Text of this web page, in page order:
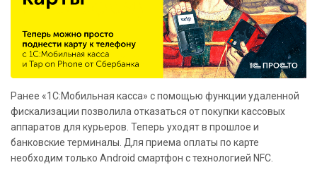
Ранее «1С:Мобильная касса» с помощью функции удаленной
фискализации позволила отказаться от покупки кассовых
аппаратов для курьеров. Теперь уходят в прошлое и
банковские терминалы. Для приема оплаты по карте
необходим только Android смартфон с технологией NFC.